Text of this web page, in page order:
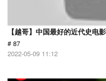
【越哥】中国最好的近代史电
# 87
2022-05-09 11:12